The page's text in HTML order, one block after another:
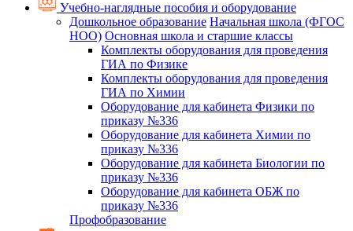
Учебно-наглядные пособия и оборудование
Дошкольное образование Начальная школа (ФГОС
НОО) Основная школа и старшие классы
Комплекты оборудования для проведения
ГИА по Физике
Комплекты оборудования для проведения
ГИА по Химии
Оборудование для кабинета Физики по
приказу №336
Оборудование для кабинета Химии по
приказу №336
Оборудование для кабинета Биологии по
приказу №336
Оборудование для кабинета ОБЖ по
приказу №336
Профобразование